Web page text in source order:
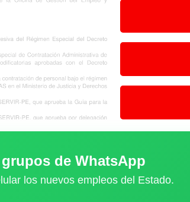
de WhatsApp
los nuevos empleos del Estado.